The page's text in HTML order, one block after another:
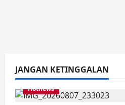
JANGAN KETINGGALAN
Hotnews